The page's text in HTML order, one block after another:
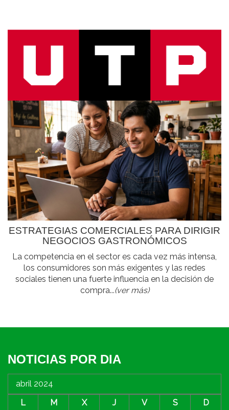
ESTRATEGIAS COMERCIALES PARA DIRIGIR
NEGOCIOS GASTRONÓMICOS
La competencia en el sector es cada vez más intensa,
los consumidores son más exigentes y las redes
sociales tienen una fuerte influencia en la decisión de
compra...(ver más)
NOTICIAS POR DIA
abril 2024
L
M X J V S
D